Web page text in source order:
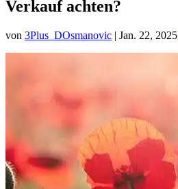
Verkauf achten?
von 3Plus_DOsmanovic | Jan. 22, 2025